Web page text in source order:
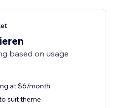
based on usage
at $6/month
suit theme